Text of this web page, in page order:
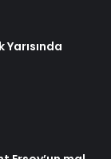
Yarısında